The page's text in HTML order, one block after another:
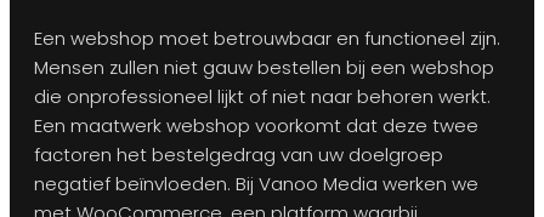
Een webshop moet betrouwbaar en functioneel zijn.
Mensen zullen niet gauw bestellen bij een webshop
die onprofessioneel lijkt of niet naar behoren werkt.
Een maatwerk webshop voorkomt dat deze twee
factoren het bestelgedrag van uw doelgroep
negatief beïnvloeden. Bij Vanoo Media werken we